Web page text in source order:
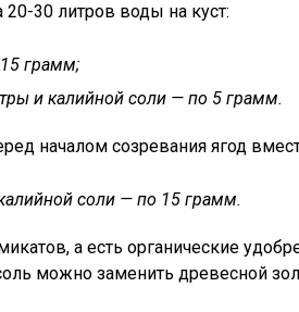
30 литров воды на куст:
грамм;
и калийной соли — по 5 грамм.
началом созревания ягод
соли — по 15 грамм.
а есть органические
можно заменить древесной